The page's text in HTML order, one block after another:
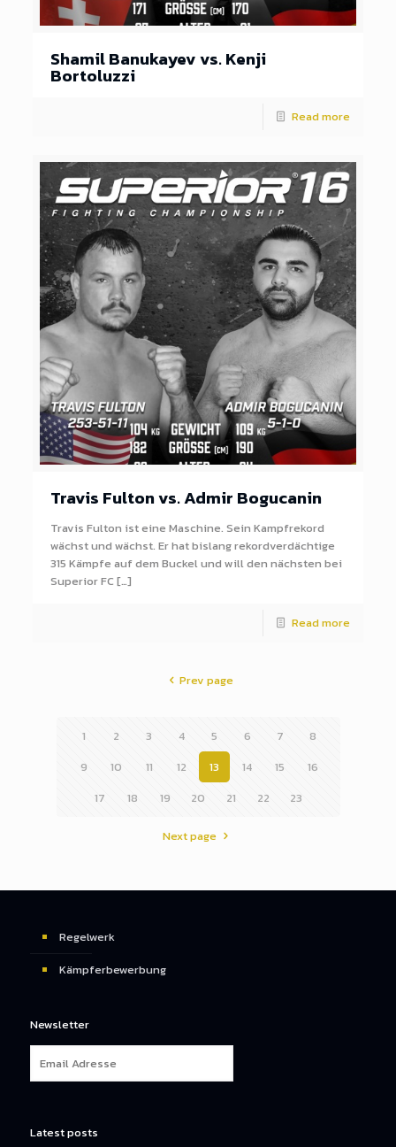
Shamil Banukayev vs. Kenji
Bortoluzzi
Read more
Travis Fulton vs. Admir Bogucanin
Travis Fulton ist eine Maschine. Sein Kampfrekord
wächst und wächst. Er hat bislang rekordverdächtige
315 Kämpfe auf dem Buckel und will den nächsten bei
Superior FC […]
Read more
Prev page
1 2 3 4 5 6 7
8
9
10 11 12 13 14 15
16
17
18 19 20 21 22 23
Next page
Regelwerk
Kämpferbewerbung
Newsletter
Latest posts